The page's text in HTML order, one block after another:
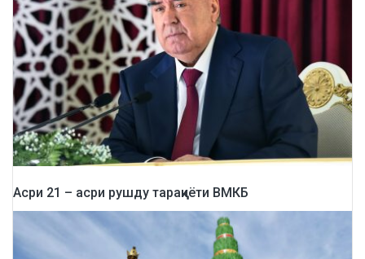
Асри 21 – асри рушду тараққиёти ВМКБ